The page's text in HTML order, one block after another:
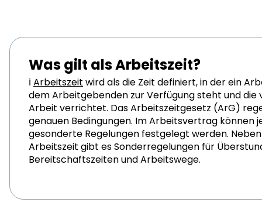
Was gilt als Arbeitszeit?
ℹ️ Arbeitszeit wird als die Zeit definiert, in der ein
dem Arbeitgebenden zur Verfügung steht und die
Arbeit verrichtet. Das Arbeitszeitgesetz (ArG)
genauen Bedingungen. Im Arbeitsvertrag können
gesonderte Regelungen festgelegt werden.
Arbeitszeit gibt es Sonderregelungen für
Bereitschaftszeiten und Arbeitswege.